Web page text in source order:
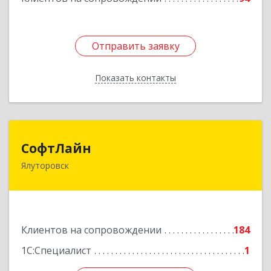
Отправить заявку
Показать контакты
Отправить заявку
Назад
СофтЛайн
Ялуторовск
Клиентов на сопровождении
184
1С:Специалист
1
627010, Тюменская обл, Ялуторовский р-н,